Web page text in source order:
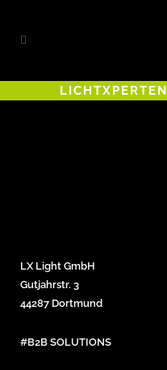
LICHTXPERTEN
LX Light GmbH
Gutjahrstr. 3
44287 Dortmund
#B2B SOLUTIONS